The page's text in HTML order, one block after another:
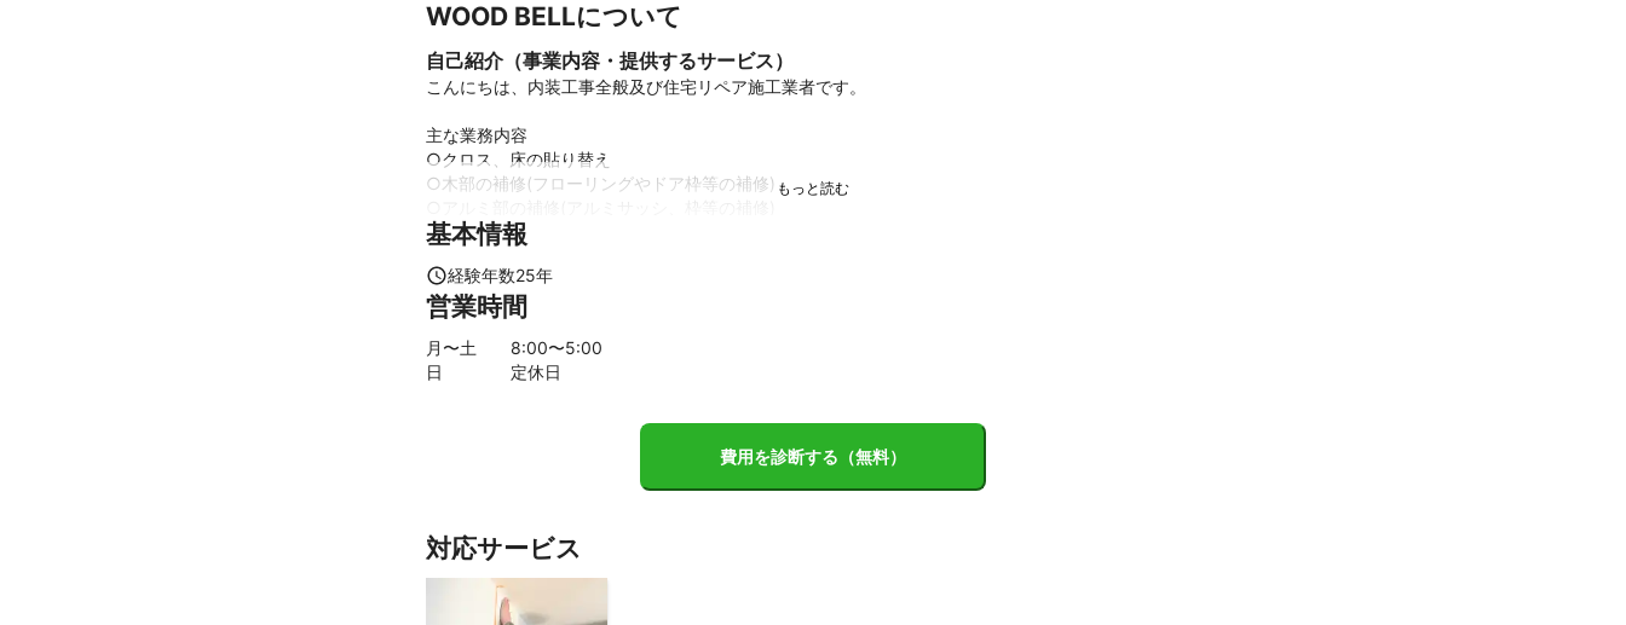
WOOD BELLについて
自己紹介（事業内容・提供するサービス）
こんにちは、内装工事全般及び住宅リペア施工業者です。
主な業務内容
○クロス、床の貼り替え
○木部の補修(フローリングやドア枠等の補修)
○玄関ドア等の化粧シート貼り
・大手住宅メーカー施工業者として20年
基本情報
経験年数25年
営業時間
月〜土 8:00〜5:00
日
定休日
費用を診断する（無料）
対応サービス